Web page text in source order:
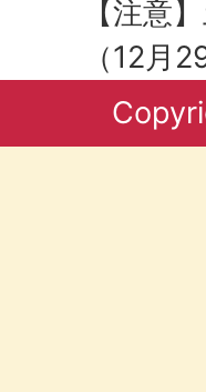
【注意
（12月